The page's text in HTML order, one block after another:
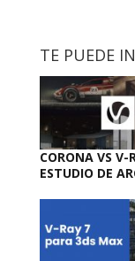
TE PUEDE
CORONA VS V-
ESTUDIO DE